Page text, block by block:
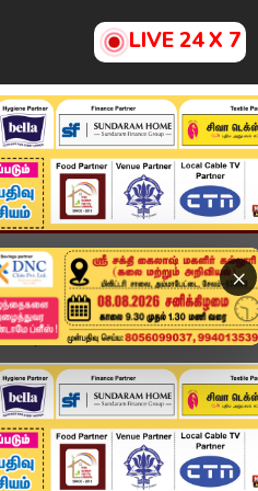
LIVE 24 X 7
×
சினிமா அரசியல் விளையாட்டு
அணைக்க போ...